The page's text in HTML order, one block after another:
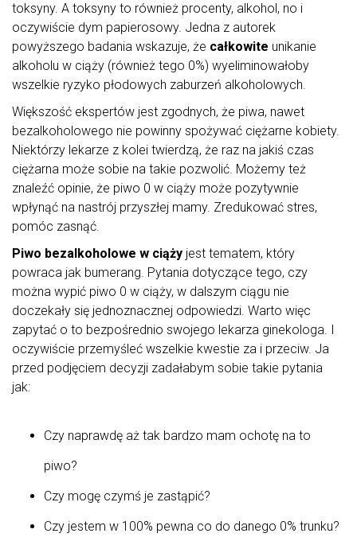
toksyny. A toksyny to również procenty, alkohol, no i
oczywiście dym papierosowy. Jedna z autorek
powyższego badania wskazuje, że całkowite unikanie
alkoholu w ciąży (również tego 0%) wyeliminowałoby
wszelkie ryzyko płodowych zaburzeń alkoholowych.
Większość ekspertów jest zgodnych, że piwa, nawet
bezalkoholowego nie powinny spożywać ciężarne kobiety.
Niektórzy lekarze z kolei twierdzą, że raz na jakiś czas
ciężarna może sobie na takie pozwolić. Możemy też
znaleźć opinie, że piwo 0 w ciąży może pozytywnie
wpłynąć na nastrój przyszłej mamy. Zredukować stres,
pomóc zasnąć.
Piwo bezalkoholowe w ciąży jest tematem, który
powraca jak bumerang. Pytania dotyczące tego, czy
można wypić piwo 0 w ciąży, w dalszym ciągu nie
doczekały się jednoznacznej odpowiedzi. Warto więc
zapytać o to bezpośrednio swojego lekarza ginekologa. I
oczywiście przemyśleć wszelkie kwestie za i przeciw. Ja
przed podjęciem decyzji zadałabym sobie takie pytania
jak:
Czy naprawdę aż tak bardzo mam ochotę na to
piwo?
Czy mogę czymś je zastąpić?
Czy jestem w 100% pewna co do danego 0% trunku?